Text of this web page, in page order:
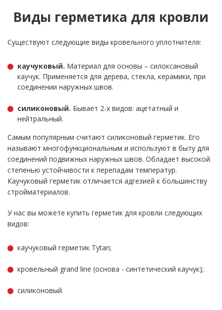
Виды герметика для кровли
Существуют следующие виды кровельного уплотнителя:
каучуковый. Материал для основы – силоксановый
каучук. Применяется для дерева, стекла, керамики, при
соединении наружных швов.
силиконовый. Бывает 2-х видов: ацетатный и
нейтральный.
Самым популярным считают силиконовый герметик. Его
называют многофункциональным и используют в быту для
соединений подвижных наружных швов. Обладает высокой
степенью устойчивости к перепадам температур.
Каучуковый герметик отличается адгезией к большинству
стройматериалов.
У нас вы можете купить герметик для кровли следующих
видов:
каучуковый герметик Tytan;
кровельный grand line (основа - синтетический каучук);
силиконовый.